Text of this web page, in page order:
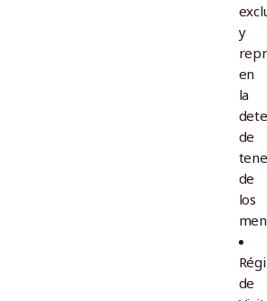
y
en
la
de
de
los
de